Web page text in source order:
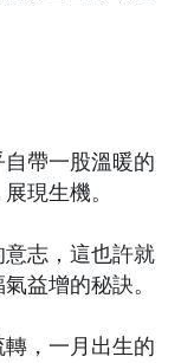
帶一股溫暖的
現生機。
志，這也許就
益增的秘訣。
，一月出生的